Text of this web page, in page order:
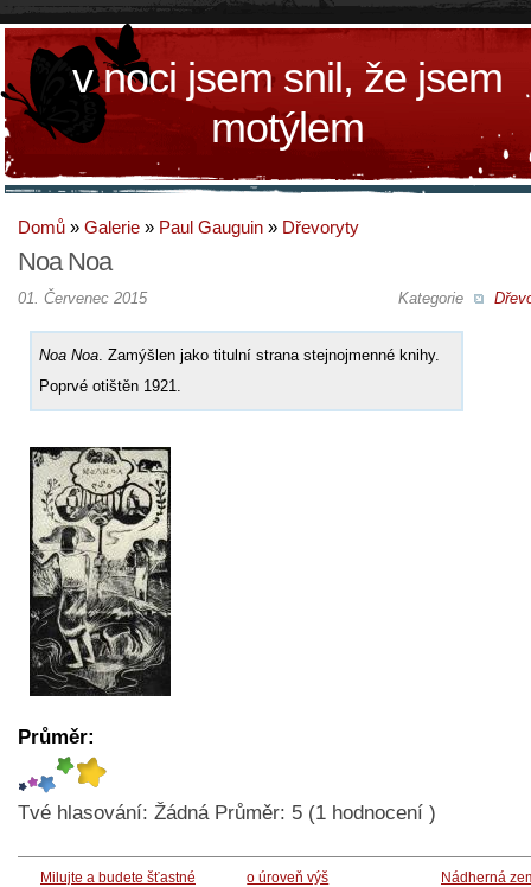
v noci jsem snil, že jsem
motýlem
Domů » Galerie » Paul Gauguin » Dřevoryty
Noa Noa
Kategorie
01. Červenec 2015
Noa Noa . Zamýšlen jako titulní strana stejnojmenné knihy.
Poprvé otištěn 1921.
Průměr:
Tvé hlasování: Žádná Průměr: 5 (1 hodnocení )
Milujte a budete šťastné o úroveň výš Nádherná